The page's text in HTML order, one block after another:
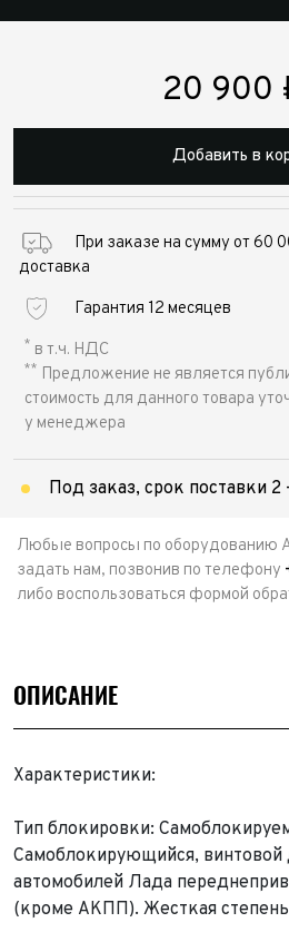
20 900
Добавить в
При заказе на сумму от 60
доставка
Гарантия 12 месяцев
* в т.ч. НДС
** Предложение не является
стоимость для данного товара
у менеджера
Под заказ, срок поставки 2
Любые вопросы по оборудованию
задать нам, позвонив по телефону
либо воспользоваться формой
ОПИСАНИЕ
Характеристики:
Тип блокировки:
Самоблокирующийся,
автомобилей Лада
(кроме АКПП). ЖесткаяОбратная
Выкуп